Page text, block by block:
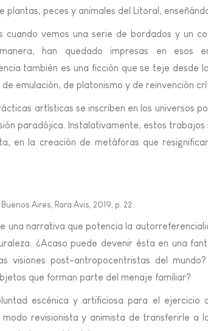
peces y animales del Litoral,
cuando vemos una serie de bordados y un
han quedado impresas en esos
también es una ficción que se teje desde
emulación, de platonismo y de reinvención
artísticas se inscriben en los universos
paradójica. Instalativamente, estos
en la creación de metáforas que
Aires, Rara Avis, 2019, p. 22.
una narrativa que potencia la
¿Acaso puede devenir ésta en una
visiones post-antropocentristas del
que forman parte del menaje familiar?
escénica y artificiosa para el ejercicio
revisionista y animista de transferirle a